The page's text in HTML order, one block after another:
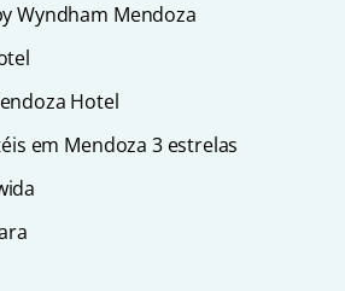
Wyndham Mendoza
Hotel
em Mendoza 3 estrelas